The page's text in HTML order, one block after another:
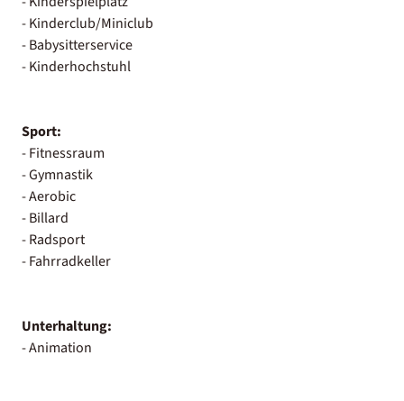
- Kinderclub/Miniclub
- Babysitterservice
- Kinderhochstuhl
Sport:
- Fitnessraum
- Gymnastik
- Aerobic
- Billard
- Radsport
- Fahrradkeller
Unterhaltung:
- Animation